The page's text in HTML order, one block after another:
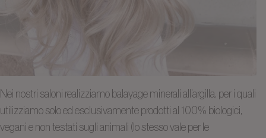
Nei nostri saloni realizziamo balayage minerali all’argilla, per i quali
utilizziamo solo ed esclusivamente prodotti al 100% biologici,
vegani e non testati sugli animali (lo stesso vale per le